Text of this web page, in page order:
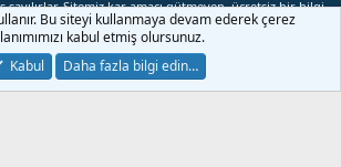
Sitemiz kar amacı gütmeyen, ücretsiz bir bilgi
veya hukuka aykırı olduğunu düşündüğünüz
adresi üzerinden bize
içerisinde ilgili içerikler sitemizden kaldırılacaktır.
Bu siteyi kullanmaya devam ederek çerez
kabul etmiş olursunuz.
Kabul
Daha fazla bilgi edin…